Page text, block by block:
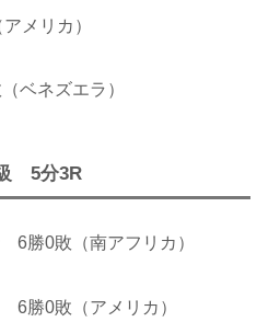
メリカ）
ベネズエラ）
5分3R
6勝0敗（南アフリカ）
6勝0敗（アメリカ）